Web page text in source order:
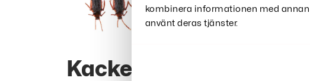
kombinera informationen med
använt deras tjänster.
Kackerlackor